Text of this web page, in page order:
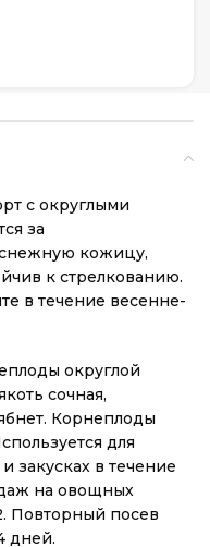
с округлыми
за
кожицу,
к стрелкованию.
в течение весенне-
округлой
сочная,
Корнеплоды
для
закусках в течение
на овощных
Повторный посев
дней.